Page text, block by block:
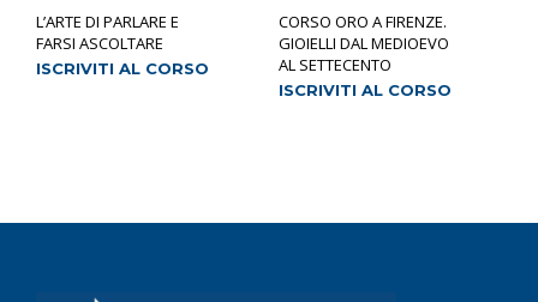
L’ARTE DI PARLARE E
FARSI ASCOLTARE
ISCRIVITI AL CORSO
CORSO ORO A FIRENZE.
GIOIELLI DAL MEDIOEVO
AL SETTECENTO
ISCRIVITI AL CORSO